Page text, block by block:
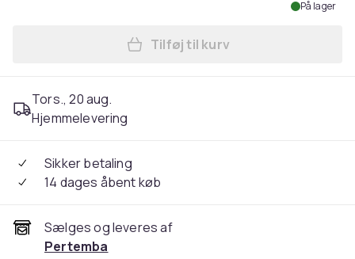
På lager
Læg Native Spirit Womens/
Tilføj til kurv
Tors., 20 aug.
Hjemmelevering
Sikker betaling
14 dages åbent køb
Sælges og leveres af
Pertemba